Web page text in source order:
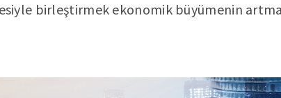
birleştirmek ekonomik büyümenin